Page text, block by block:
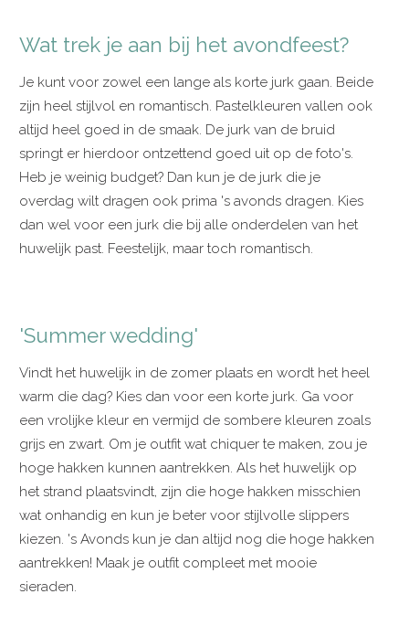
Wat trek je aan bij het avondfeest?
Je kunt voor zowel een lange als korte jurk gaan. Beide
zijn heel stijlvol en romantisch. Pastelkleuren vallen ook
altijd heel goed in de smaak. De jurk van de bruid
springt er hierdoor ontzettend goed uit op de foto's.
Heb je weinig budget? Dan kun je de jurk die je
overdag wilt dragen ook prima 's avonds dragen. Kies
dan wel voor een jurk die bij alle onderdelen van het
huwelijk past. Feestelijk, maar toch romantisch.
'Summer wedding'
Vindt het huwelijk in de zomer plaats en wordt het heel
warm die dag? Kies dan voor een korte jurk. Ga voor
een vrolijke kleur en vermijd de sombere kleuren zoals
grijs en zwart. Om je outfit wat chiquer te maken, zou je
hoge hakken kunnen aantrekken. Als het huwelijk op
het strand plaatsvindt, zijn die hoge hakken misschien
wat onhandig en kun je beter voor stijlvolle slippers
kiezen. 's Avonds kun je dan altijd nog die hoge hakken
aantrekken! Maak je outfit compleet met mooie
sieraden.